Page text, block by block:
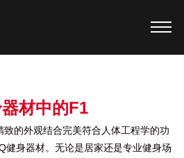
材中的F1
的外观结合完美符合人体工程学的功
健身器材。无论是居家还是专业健身场